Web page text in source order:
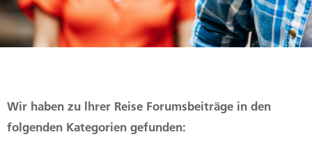
Wir haben zu lhrer Reise Forumsbeiträge in den
folgenden Kategorien gefunden: